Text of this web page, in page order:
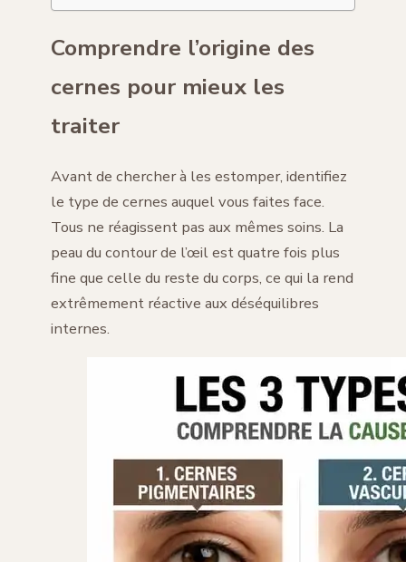
Comprendre l’origine des
cernes pour mieux les
traiter
Avant de chercher à les estomper, identifiez
le type de cernes auquel vous faites face.
Tous ne réagissent pas aux mêmes soins. La
peau du contour de l’œil est quatre fois plus
fine que celle du reste du corps, ce qui la rend
extrêmement réactive aux déséquilibres
internes.